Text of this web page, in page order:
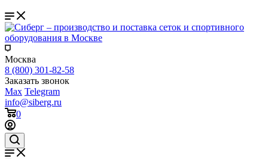
Москва
8 (800) 301-82-58
Заказать звонок
Max Telegram
info@siberg.ru
0